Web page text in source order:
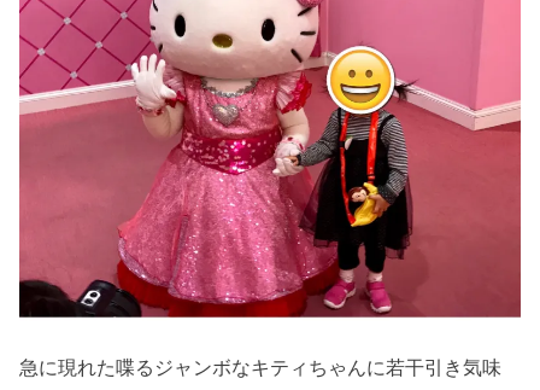
急に現れた喋るジャンボなキティちゃんに若干引き気味